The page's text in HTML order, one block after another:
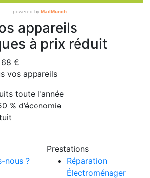
appareils
à prix réduit
68 €
vos appareils
toute l'année
% d’économie
nous ?
Prestations
Réparation
Électroménager